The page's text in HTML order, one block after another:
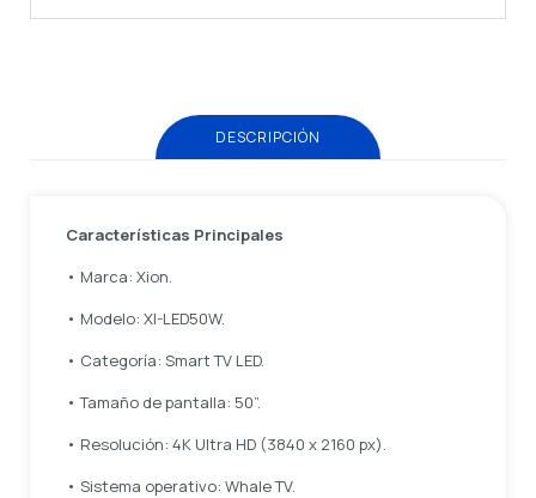
DESCRIPCIÓN
Características Principales
• Marca: Xion.
• Modelo: XI-LED50W.
• Categoría: Smart TV LED.
• Tamaño de pantalla: 50”.
• Resolución: 4K Ultra HD (3840 x 2160 px).
• Sistema operativo: Whale TV.